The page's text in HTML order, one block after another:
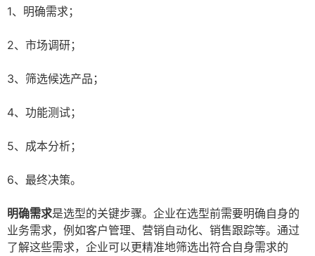
1、明确需求；
2、市场调研；
3、筛选候选产品；
4、功能测试；
5、成本分析；
6、最终决策。
明确需求是选型的关键步骤。企业在选型前需要明确自身的
业务需求，例如客户管理、营销自动化、销售跟踪等。通过
了解这些需求，企业可以更精准地筛选出符合自身需求的